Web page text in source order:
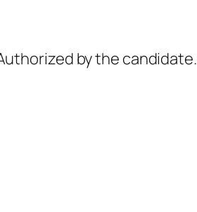
by the candidate.